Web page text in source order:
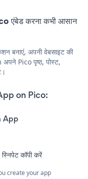
एंबेड करना कभी आसान
बनाएं, अपनी वेबसाइट की
Pico पृष्ठ, पोस्ट,
on Pico:
App
कॉपी करें
create your app